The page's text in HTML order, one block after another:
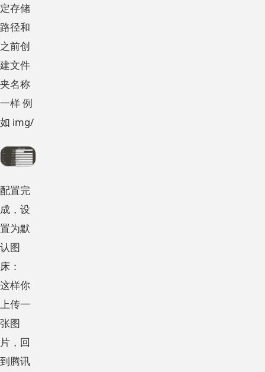
定存储
路径和
之前创
建文件
夹名称
一样 例
如 img/
配置完
成，设
置为默
认图
床：
这样你
上传一
张图
片，回
到腾讯